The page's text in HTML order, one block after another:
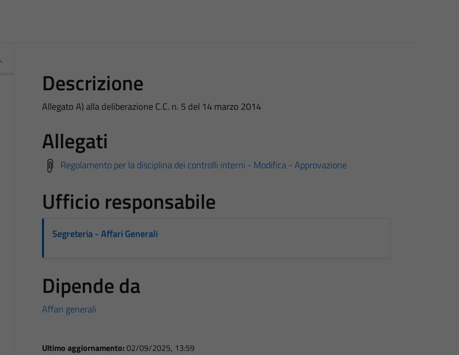
Descrizione
Allegato A) alla deliberazione C.C. n. 5 del 14 marzo 2014
Allegati
Regolamento per la disciplina dei controlli interni - Modifica - Approvazione
Ufficio responsabile
Segreteria - Affari Generali
Dipende da
Affari generali
Ultimo aggiornamento: 02/09/2025, 13:59